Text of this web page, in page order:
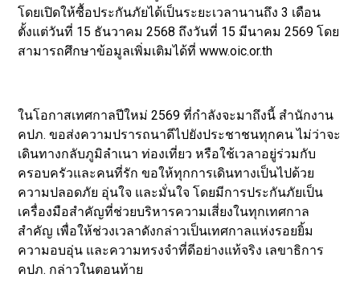
โดยเปิดให้ซื้อประกันภัยได้เป็นระยะเวลานานถึง 3 เดือน
ตั้งแต่วันที่ 15 ธันวาคม 2568 ถึงวันที่ 15 มีนาคม 2569 โดย
สามารถศึกษาข้อมูลเพิ่มเติมได้ที่ www.oic.or.th
ในโอกาสเทศกาลปีใหม่ 2569 ที่กำลังจะมาถึงนี้ สำนักงาน
คปภ. ขอส่งความปรารถนาดีไปยังประชาชนทุกคน ไม่ว่าจะ
เดินทางกลับภูมิลำเนา ท่องเที่ยว หรือใช้เวลาอยู่ร่วมกับ
ครอบครัวและคนที่รัก ขอให้ทุกการเดินทางเป็นไปด้วย
ความปลอดภัย อุ่นใจ และมั่นใจ โดยมีการประกันภัยเป็น
เครื่องมือสำคัญที่ช่วยบริหารความเสี่ยงในทุกเทศกาล
สำคัญ เพื่อให้ช่วงเวลาดังกล่าวเป็นเทศกาลแห่งรอยยิ้ม
ความอบอุ่น และความทรงจำที่ดีอย่างแท้จริง เลขาธิการ
คปภ. กล่าวในตอนท้าย